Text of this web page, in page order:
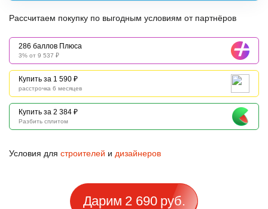
Рассчитаем покупку по выгодным условиям от партнёров
286 баллов Плюса
3% от 9 537 ₽
Купить за 1 590 ₽
расстрочка 6 месяцев
Купить за 2 384 ₽
Разбить сплитом
Условия для строителей и дизайнеров
Дарим 2 690 руб.